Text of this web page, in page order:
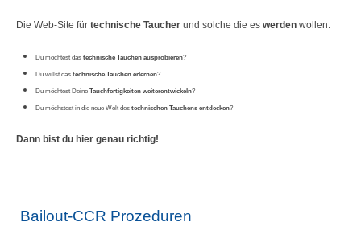
Die Web-Site für technische Taucher und solche die es werden wollen.
Du möchtest das technische Tauchen ausprobieren?
Du willst das technische Tauchen erlernen?
Du möchtest Deine Tauchfertigkeiten weiterentwickeln?
Du möchstest in die neue Welt des technischen Tauchens entdecken?
Dann bist du hier genau richtig!
Bailout-CCR Prozeduren